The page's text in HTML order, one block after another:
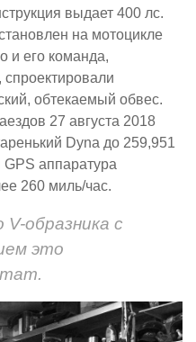
выдает 400 лс.
на мотоцикле
и его команда,
обтекаемый обвес.
27 августа 2018
Dyna до 259,951
GPS аппаратура
260 миль/час.
V-образника с
это